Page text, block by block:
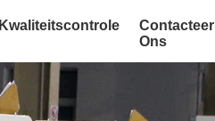
Kwaliteitscontrole
Contacteer
Ons